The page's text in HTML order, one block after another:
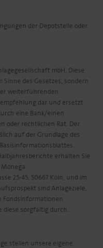
der Depotstelle oder
mbH. Diese
des Gesetzes, sondern
weiterführenden
dar und ersetzt
eine Bank/einen
oder rechtlichen Rat. Der
auf der Grundlage des
erhalten Sie
25-45, 50667 Köln, und im
sind Anlageziele,
Fondsinformationen
diese sorgfältig durch.
stellen unsere eigene